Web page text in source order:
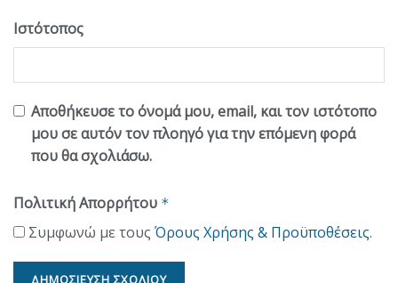
Ιστότοπος
Αποθήκευσε το όνομά μου, email, και τον ιστότοπο
μου σε αυτόν τον πλοηγό για την επόμενη φορά
που θα σχολιάσω.
Πολιτική Απορρήτου *
Συμφωνώ με τους Όρους Χρήσης & Προϋποθέσεις.